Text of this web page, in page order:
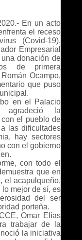
En un acto
el receso
(Covid-19),
Empresarial
donación de
de primera
Ocampo,
que puso
en el Palacio
agradeció la
el pueblo de
las dificultades
hay sectores
con el gobierno
con todo el
que en
el acapulqueño,
mejor de sí, es
del ser
porteña.
Omar Elías
trabajar de la
la iniciativa